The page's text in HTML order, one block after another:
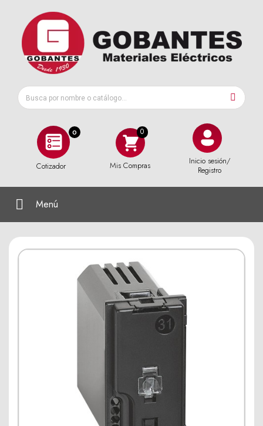
0
Cotizador Mis Compras
Inicio sesión/
Registro
Menú